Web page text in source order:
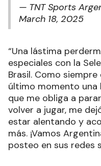
— TNT Sports
March 18, 2025
“Una lástima
especiales con la
Brasil. Como
último momento
que me obliga a
volver a jugar, me
estar alentando y
más. ¡Vamos
posteo en sus redes